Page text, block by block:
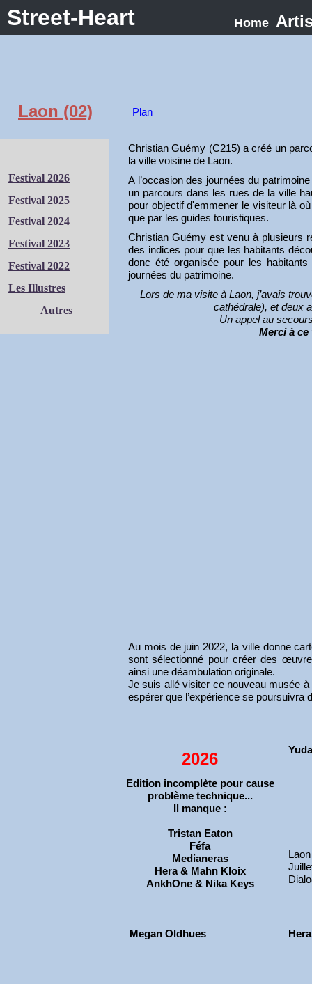
Festival 2026
Festival 2025
Festival 2024
Festival 2023
Festival 2022
Les Illustres
Autres
Street-Heart Home
Laon (02) Plan
Christian Guémy (C215) a créé un
la ville voisine de Laon.
A l’occasion des journées du
un parcours dans les rues de la ville
pour objectif d'emmener le visiteur là
que par les guides touristiques.
Christian Guémy est venu à plusieurs
des indices pour que les habitants
donc été organisée pour les
journées du patrimoine.
Lors de ma visite à Laon, j’avais
cathédrale), et deux
Un appel au
Merci à
Au mois de juin 2022, la ville donne
sont sélectionné pour créer des
ainsi une déambulation originale.
Je suis allé visiter ce nouveau musée
espérer que l’expérience se
2026
Edition incomplète pour cause
problème technique...
Il manque :
Tristan Eaton
Féfa
Medianeras
Hera & Mahn Kloix
AnkhOne & Nika Keys
Yuda
Megan Oldhues Hera